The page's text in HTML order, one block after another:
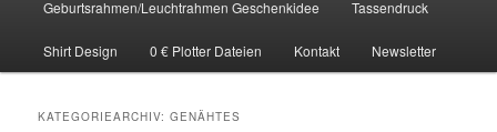
Geburtsrahmen/Leuchtrahmen Geschenkidee Tassendruck
Shirt Design 0 € Plotter Dateien Kontakt Newsletter
KATEGORIEARCHIV:GENÄHTES